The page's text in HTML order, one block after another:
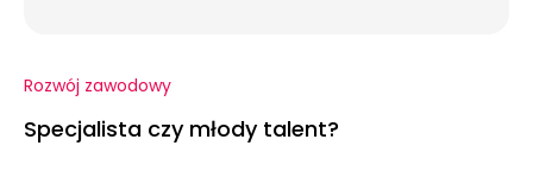
Rozwój zawodowy
Specjalista czy młody talent?